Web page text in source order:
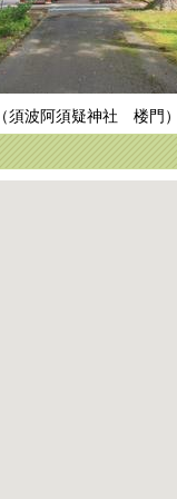
（須波阿須疑神社 楼門